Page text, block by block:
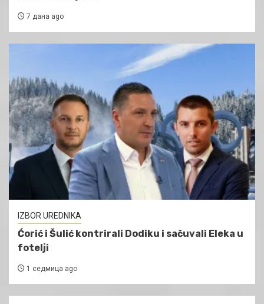
7 дана ago
IZBOR UREDNIKA
Ćorić i Šulić kontrirali Dodiku i sačuvali Eleka u
fotelji
1 седмица ago